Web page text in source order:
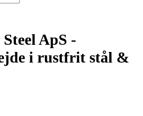
ApS -
i rustfrit stål &